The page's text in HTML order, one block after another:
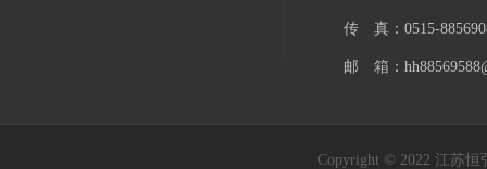
传 真：0515-
邮 箱：
Copyright © 2022 江苏